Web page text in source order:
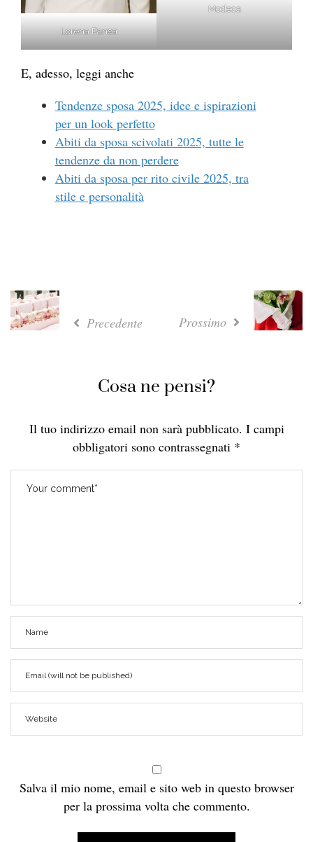
Lorena Panea
Modeca
E, adesso, leggi anche
Tendenze sposa 2025, idee e ispirazioni
per un look perfetto
Abiti da sposa scivolati 2025, tutte le
tendenze da non perdere
Abiti da sposa per rito civile 2025, tra
stile e personalità
Precedente Prossimo
Cosa ne pensi?
Il tuo indirizzo email non sarà pubblicato. I campi
obbligatori sono contrassegnati *
Salva il mio nome, email e sito web in questo browser
per la prossima volta che commento.